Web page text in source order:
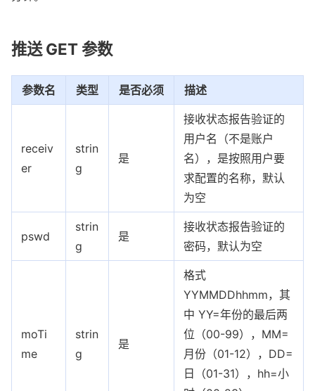
推送 GET 参数
参数名 类型 是否必须 描述
receiv
er
strin
g
是
接收状态报告验证的
用户名（不是账户
名），是按照用户要
求配置的名称，默认
为空
pswd
strin
g
是
接收状态报告验证的
密码，默认为空
moTi
me
strin
g
是
格式
YYMMDDhhmm，其
中 YY=年份的最后两
位（00-99），MM=
月份（01-12），DD=
日（01-31），hh=小